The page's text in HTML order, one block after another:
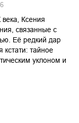
Ксения
связанные с
Её редкий дар
кстати: тайное
уклоном и